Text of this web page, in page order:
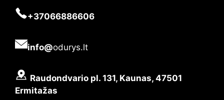
+37066886606
info@odurys.lt
Raudondvario pl. 131, Kaunas, 47501
Ermitažas